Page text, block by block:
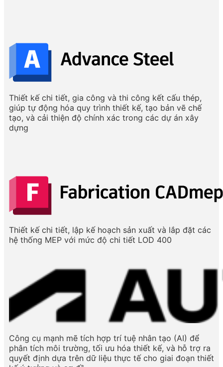
Thiết kế chi tiết, gia công và thi công kết cấu thép,
giúp tự động hóa quy trình thiết kế, tạo bản vẽ chế
tạo, và cải thiện độ chính xác trong các dự án xây
dựng
Thiết kế chi tiết, lập kế hoạch sản xuất và lắp đặt các
hệ thống MEP với mức độ chi tiết LOD 400
Công cụ mạnh mẽ tích hợp trí tuệ nhân tạo (AI) để
phân tích môi trường, tối ưu hóa thiết kế, và hỗ trợ ra
quyết định dựa trên dữ liệu thực tế cho giai đoạn thiết